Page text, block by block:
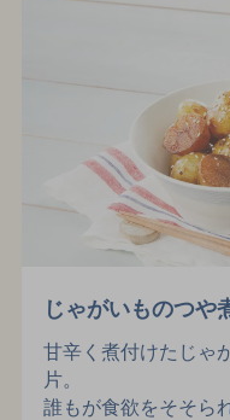
じゃがいものつや
甘辛く煮付けたじゃ
片。
誰もが食欲をそそら